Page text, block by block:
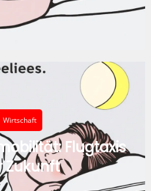
Wirtschaft
Flugtaxis
Zukunft